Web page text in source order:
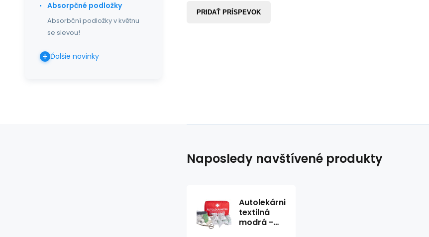
PRIDAŤ PRÍSPEVOK
Absorpčné podložky
Absorbční podložky v květnu
se slevou!
Ďalšie novinky
Naposledy navštívené produkty
Autolekárnička
textilná
modrá -